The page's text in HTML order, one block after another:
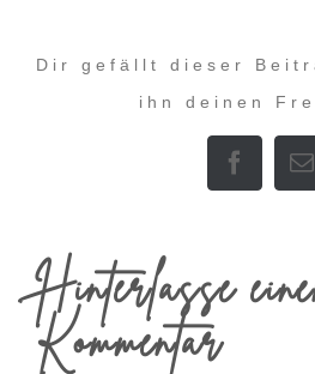
Dir gefällt dieser
ihn deinen
Facebook
E-
Hinterlasse
Kommentar